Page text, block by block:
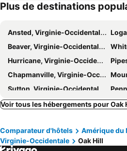
Plus de destinations
Ansted, Virginie-Occidentale Hôtels
Beaver, Virginie-Occidentale Hôtels
White
Hurricane, Virginie-Occidentale Hôtels
Chapmanville, Virginie-Occidentale Hôtels
Mount
Sutton, Virginie-Occidentale Hôtels
Dunbar, Virginie-Occidentale Hôtels
Pembroke, Virginie Hôtels
Mount
Alderson, Virginie-Occidentale Hôtels
Voir tous les hébergements pour Oak
Comparateur d'hôtels Amérique du
Virginie-Occidentale
Oak Hill